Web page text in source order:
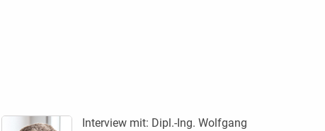
Interview mit: Dipl.-Ing. Wolfgang